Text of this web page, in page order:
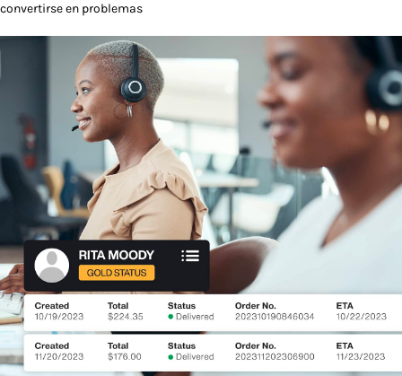
convertirse en problemas